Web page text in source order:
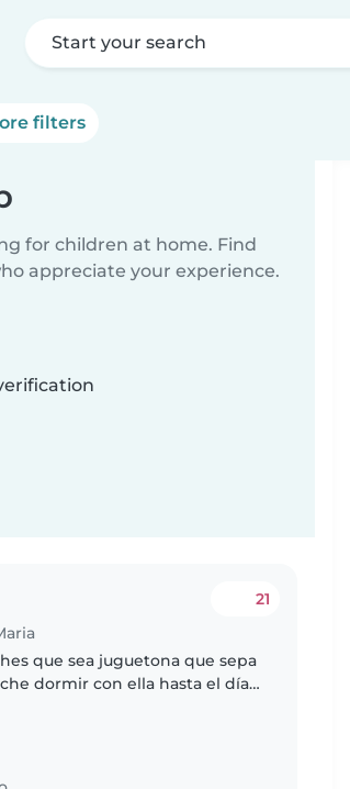
Start your search
filters
for children at home. Find
appreciate your experience.
21
que sea juguetona que sepa
dormir con ella hasta el día